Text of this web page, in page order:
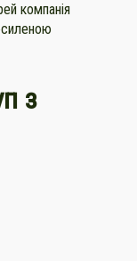
компанія
з